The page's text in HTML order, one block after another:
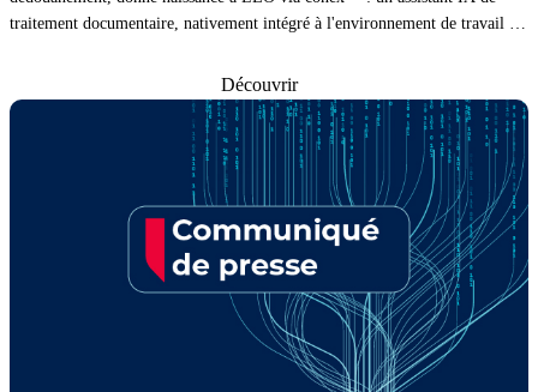
traitement documentaire, nativement intégré à l'environnement de travail du
Découvrir